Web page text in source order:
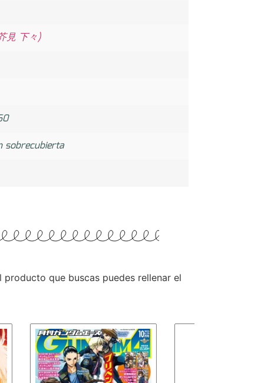
見 下々)
sobrecubierta
que buscas puedes rellenar el